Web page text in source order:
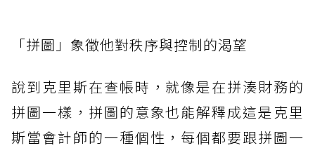
「拼圖」象徵他對秩序與控制的渴望
說到克里斯在查帳時，就像是在拼湊財務的
拼圖一樣，拼圖的意象也能解釋成這是克里
斯當會計師的一種個性，每個都要跟拼圖一